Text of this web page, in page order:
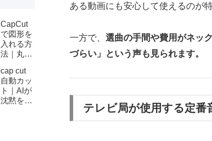
ある動画にも安心して使えるのが特
一方で、 選曲の手間や費用がネッ
づらい」という声も見られます。
テレビ局が使用する定番
CapCut
で図形を
入れる方
法｜丸・
角の使い
方と編集
テクニッ
ク
cap cut
自動カッ
ト｜AIが
沈黙をカ